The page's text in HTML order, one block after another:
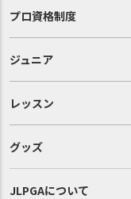
プロ資格制度
ジュニア
レッスン
グッズ
JLPGAについて